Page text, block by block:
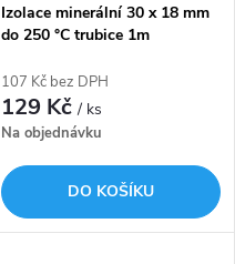
Izolace minerální 30 x 18 mm
do 250 °C trubice 1m
107 Kč bez DPH
129 Kč/ ks
Na objednávku
DO KOŠÍKU